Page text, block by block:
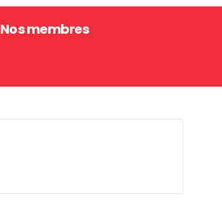
Nos membres